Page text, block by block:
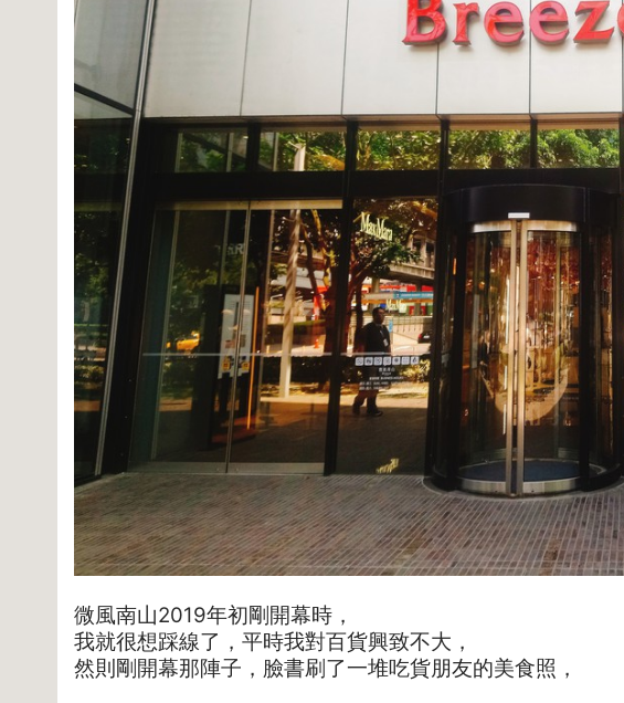
微風南山2019年初剛開幕時，
我就很想踩線了，平時我對百貨興致不大，
然則剛開幕那陣子，臉書刷了一堆吃貨朋友的美食照，